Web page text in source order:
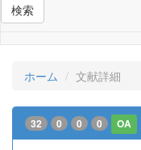
検索
ホーム 文献詳細
32 0 0 0 OA